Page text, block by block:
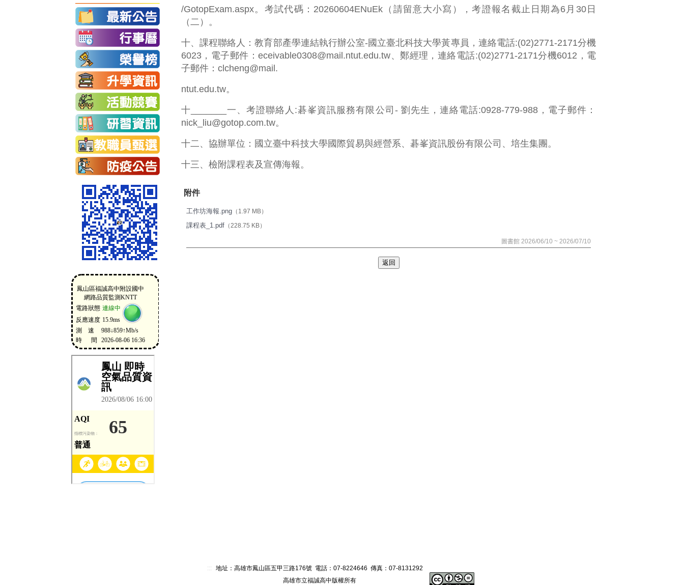
/GotopExam.aspx。考試代碼：20260604ENuEk（請留意大小寫），考證報名截止日期為6月30日
（二）。
十、課程聯絡人：教育部產學連結執行辦公室-國立臺北科技大學黃專員，連絡電話:(02)2771-2171分機
6023，電子郵件：eceivable0308@mail.ntut.edu.tw、鄭經理，連絡電話:(02)2771-2171分機6012，電
子郵件：clcheng@mail.
ntut.edu.tw。
十_______一、考證聯絡人:碁峯資訊服務有限公司- 劉先生，連絡電話:0928-779-988，電子郵件：
nick_liu@gotop.com.tw。
十二、協辦單位：國立臺中科技大學國際貿易與經營系、碁峯資訊股份有限公司、培生集團。
十三、檢附課程表及宣傳海報。
附件
工作坊海報.png （1.97 MB）
課程表_1.pdf （228.75 KB）
圖書館 2026/06/10 ~ 2026/07/10
返回
:::
地址：高雄市鳳山區五甲三路176號 電話：07-8224646 傳真：07-8131292
高雄市立福誠高中版權所有